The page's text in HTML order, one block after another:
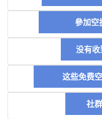
參加空
没有收
这些免费
社